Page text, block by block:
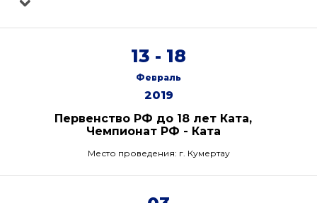
13 - 18
Февраль
2019
Первенство РФ до 18 лет Ката,
Чемпионат РФ - Ката
Место проведения: г. Кумертау